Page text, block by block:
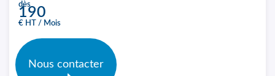
dès
190
€ HT / Mois
Nous contacter